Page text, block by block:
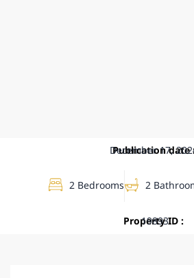
Publication date
December 17,
2 Bedrooms 2
Property ID :
19893